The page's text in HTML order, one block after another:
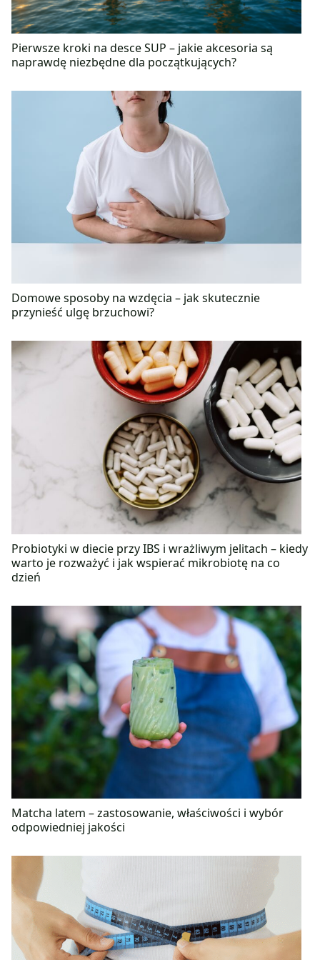
Pierwsze kroki na desce SUP – jakie akcesoria są
naprawdę niezbędne dla początkujących?
Domowe sposoby na wzdęcia – jak skutecznie
przynieść ulgę brzuchowi?
Probiotyki w diecie przy IBS i wrażliwym jelitach – kiedy
warto je rozważyć i jak wspierać mikrobiotę na co
dzień
Matcha latem – zastosowanie, właściwości i wybór
odpowiedniej jakości